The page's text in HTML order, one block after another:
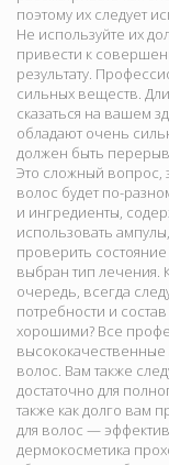
поэтому их следует
Не используйте их
привести к
результату.
сильных веществ.
сказаться на вашем
обладают очень
должен быть
Это сложный вопрос,
волос будет по-
и ингредиенты,
использовать
проверить
выбран тип лечения.
очередь, всегда
потребности и
хорошими? Все
волос. Вам также
достаточно для
также как долго вам
для волос —
дермокосметика